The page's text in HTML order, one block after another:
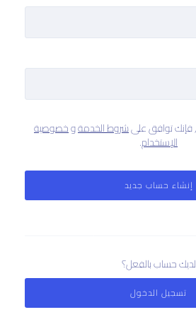
شروط الخدمةوخصوصية
الإستخدام.
إنشاء حساب جديد
لديك حساب بالفعل؟
تسجيل الدخول